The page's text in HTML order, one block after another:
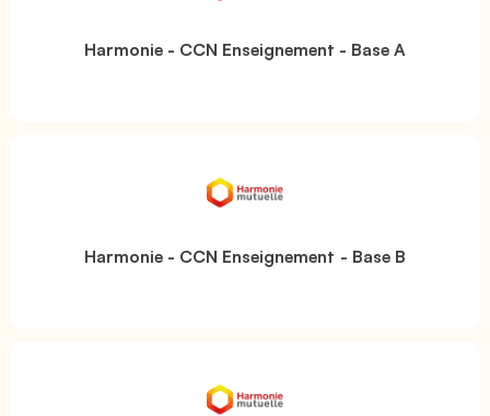
Harmonie - CCN Enseignement - Base A
Harmonie - CCN Enseignement - Base B